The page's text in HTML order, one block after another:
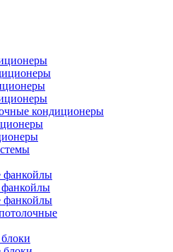
кондиционеры
фанкойлы
фанкойлы
фанкойлы